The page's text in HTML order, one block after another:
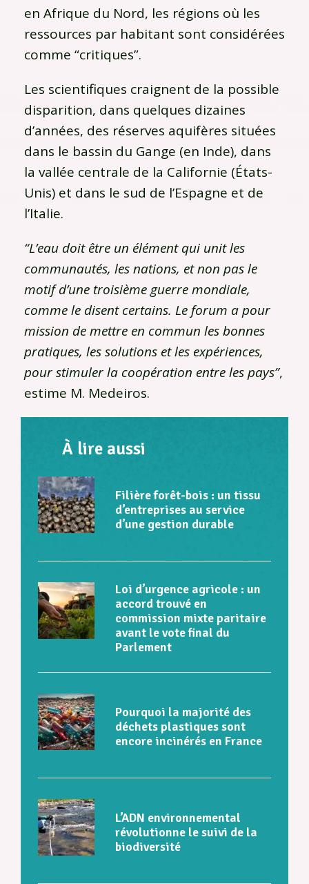
en Afrique du Nord, les régions où les
ressources par habitant sont considérées
comme “critiques”.
Les scientifiques craignent de la possible
disparition, dans quelques dizaines
d’années, des réserves aquifères situées
dans le bassin du Gange (en Inde), dans
la vallée centrale de la Californie (États-
Unis) et dans le sud de l’Espagne et de
l’Italie.
“L’eau doit être un élément qui unit les
communautés, les nations, et non pas le
motif d’une troisième guerre mondiale,
comme le disent certains. Le forum a pour
mission de mettre en commun les bonnes
pratiques, les solutions et les expériences,
pour stimuler la coopération entre les pays”,
estime M. Medeiros.
À lire aussi
Filière forêt-bois : un tissu
d’entreprises au service
d’une gestion durable
Loi d’urgence agricole : un
accord trouvé en
commission mixte paritaire
avant le vote final du
Parlement
Pourquoi la majorité des
déchets plastiques sont
encore incinérés en France
L’ADN environnemental
révolutionne le suivi de la
biodiversité